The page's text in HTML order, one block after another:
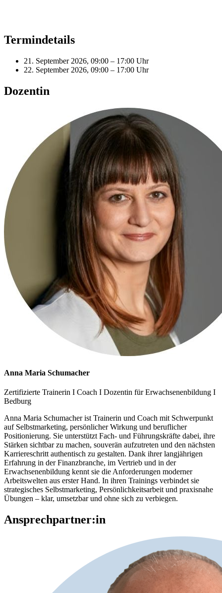
Termindetails
21. September 2026, 09:00 – 17:00 Uhr
22. September 2026, 09:00 – 17:00 Uhr
Dozentin
Anna Maria Schumacher
Zertifizierte Trainerin I Coach I Dozentin für Erwachsenenbildung I
Bedburg
Anna Maria Schumacher ist Trainerin und Coach mit Schwerpunkt
auf Selbstmarketing, persönlicher Wirkung und beruflicher
Positionierung. Sie unterstützt Fach- und Führungskräfte dabei, ihre
Stärken sichtbar zu machen, souverän aufzutreten und den nächsten
Karriereschritt authentisch zu gestalten. Dank ihrer langjährigen
Erfahrung in der Finanzbranche, im Vertrieb und in der
Erwachsenenbildung kennt sie die Anforderungen moderner
Arbeitswelten aus erster Hand. In ihren Trainings verbindet sie
strategisches Selbstmarketing, Persönlichkeitsarbeit und praxisnahe
Übungen – klar, umsetzbar und ohne sich zu verbiegen.
Ansprechpartner:in